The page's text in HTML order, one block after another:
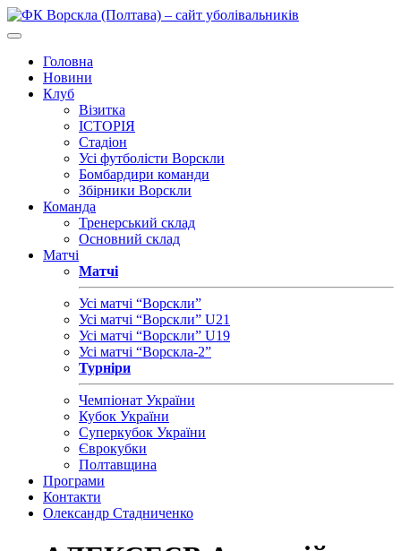
Головна
Новини
Клуб
Візитка
ІСТОРІЯ
Стадіон
Усі футболісти Ворскли
Бомбардири команди
Збірники Ворскли
Команда
Тренерський склад
Основний склад
Матчі
Матчі
Усі матчі “Ворскли”
Усі матчі “Ворскли” U21
Усі матчі “Ворскли” U19
Усі матчі “Ворскла-2”
Турніри
Чемпіонат України
Кубок України
Суперкубок України
Єврокубки
Полтавщина
Програми
Контакти
Олександр Стадниченко